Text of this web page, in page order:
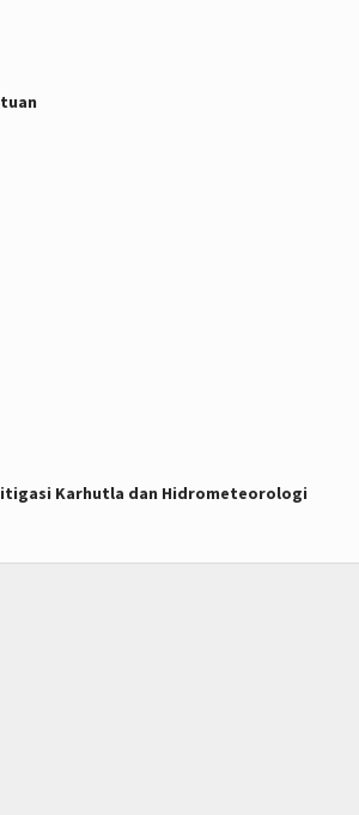
Karhutla dan Hidrometeorologi